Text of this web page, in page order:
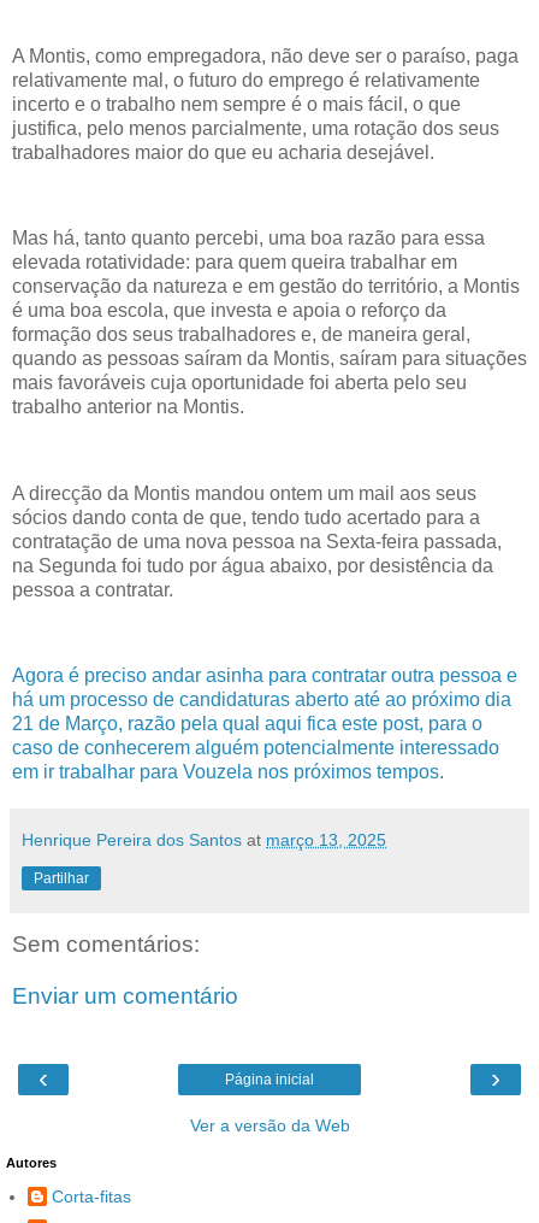
A Montis, como empregadora, não deve ser o paraíso, paga
relativamente mal, o futuro do emprego é relativamente
incerto e o trabalho nem sempre é o mais fácil, o que
justifica, pelo menos parcialmente, uma rotação dos seus
trabalhadores maior do que eu acharia desejável.
Mas há, tanto quanto percebi, uma boa razão para essa
elevada rotatividade: para quem queira trabalhar em
conservação da natureza e em gestão do território, a Montis
é uma boa escola, que investa e apoia o reforço da
formação dos seus trabalhadores e, de maneira geral,
quando as pessoas saíram da Montis, saíram para situações
mais favoráveis cuja oportunidade foi aberta pelo seu
trabalho anterior na Montis.
A direcção da Montis mandou ontem um mail aos seus
sócios dando conta de que, tendo tudo acertado para a
contratação de uma nova pessoa na Sexta-feira passada,
na Segunda foi tudo por água abaixo, por desistência da
pessoa a contratar.
Agora é preciso andar asinha para contratar outra pessoa e
há um processo de candidaturas aberto até ao próximo dia
21 de Março, razão pela qual aqui fica este post, para o
caso de conhecerem alguém potencialmente interessado
em ir trabalhar para Vouzela nos próximos tempos.
Henrique Pereira dos Santos at março 13, 2025
Partilhar
Sem comentários:
Enviar um comentário
‹ ›
Página inicial
Ver a versão da Web
Autores
Corta-fitas